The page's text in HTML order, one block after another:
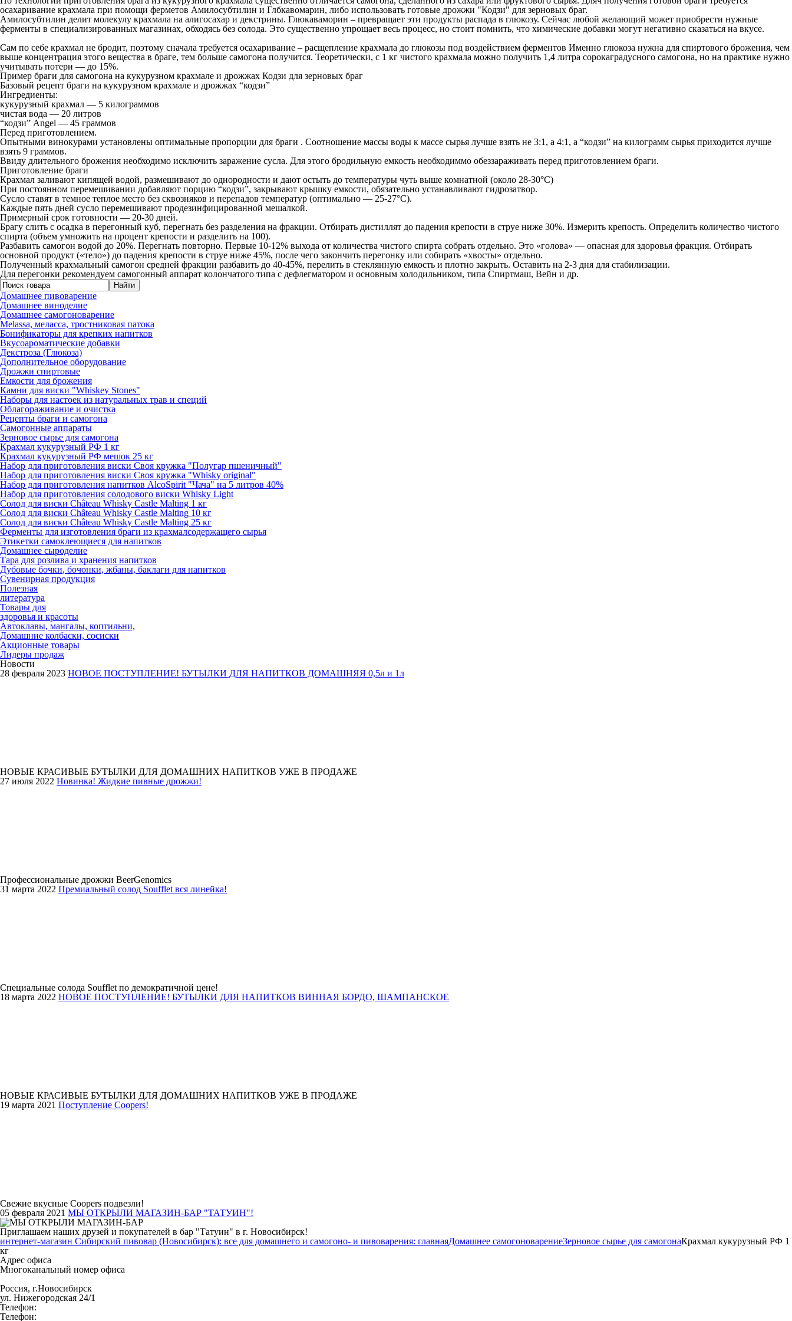
осахаривание крахмала при помощи ферметов Амилосубтилин и Глбкавомарин, либо использовать готовые дрожжи "Кодзи" для зерновых браг.
Амилосубтилин делит молекулу крахмала на алигосахар и декстрины. Глюкаваморин – превращает эти продукты распада в глюкозу. Сейчас любой желающий может приобрести нужные
ферменты в специализированных магазинах, обходясь без солода. Это существенно упрощает весь процесс, но стоит помнить, что химические добавки могут негативно сказаться на вкусе.
Сам по себе крахмал не бродит, поэтому сначала требуется осахаривание – расщепление крахмала до глюкозы под воздействием ферментов Именно глюкоза нужна для спиртового брожения, чем
выше концентрация этого вещества в браге, тем больше самогона получится. Теоретически, с 1 кг чистого крахмала можно получить 1,4 литра сорокаградусного самогона, но на практике нужно
учитывать потери — до 15%.
Пример браги для самогона на кукурузном крахмале и дрожжах Кодзи для зерновых браг
Базовый рецепт браги на кукурузном крахмале и дрожжах “кодзи”
Ингредиенты:
кукурузный крахмал — 5 килограммов
чистая вода — 20 литров
“кодзи” Angel — 45 граммов
Перед приготовлением.
Опытными винокурами установлены оптимальные пропорции для браги . Соотношение массы воды к массе сырья лучше взять не 3:1, а 4:1, а “кодзи” на килограмм сырья приходится лучше
взять 9 граммов.
Ввиду длительного брожения необходимо исключить заражение сусла. Для этого бродильную емкость необходиммо обеззараживать перед приготовлением браги.
Приготовление браги
Крахмал заливают кипящей водой, размешивают до однородности и дают остыть до температуры чуть выше комнатной (около 28-30°С)
При постоянном перемешивании добавляют порцию “кодзи”, закрывают крышку емкости, обязательно устанавливают гидрозатвор.
Сусло ставят в темное теплое место без сквозняков и перепадов температур (оптимально — 25-27°С).
Каждые пять дней сусло перемешивают продезинфицированной мешалкой.
Примерный срок готовности — 20-30 дней.
Брагу слить с осадка в перегонный куб, перегнать без разделения на фракции. Отбирать дистиллят до падения крепости в струе ниже 30%. Измерить крепость. Определить количество чистого
спирта (объем умножить на процент крепости и разделить на 100).
Разбавить самогон водой до 20%. Перегнать повторно. Первые 10-12% выхода от количества чистого спирта собрать отдельно. Это «голова» — опасная для здоровья фракция. Отбирать
основной продукт («тело») до падения крепости в струе ниже 45%, после чего закончить перегонку или собирать «хвосты» отдельно.
Полученный крахмальный самогон средней фракции разбавить до 40-45%, перелить в стеклянную емкость и плотно закрыть. Оставить на 2-3 дня для стабилизации.
Для перегонки рекомендуем самогонный аппарат колончатого типа с дефлегматором и основным холодильником, типа Спиртмаш, Вейн и др.
Домашнее пивоварение
Домашнее виноделие
Домашнее самогоноварение
Melassa, меласса, тростниковая патока
Бонификаторы для крепких напитков
Вкусоароматические добавки
Декстроза (Глюкоза)
Дополнительное оборудование
Дрожжи спиртовые
Емкости для брожения
Камни для виски "Whiskey Stones"
Наборы для настоек из натуральных трав и специй
Облагораживание и очистка
Рецепты браги и самогона
Самогонные аппараты
Зерновое сырье для самогона
Крахмал кукурузный РФ 1 кг
Крахмал кукурузный РФ мешок 25 кг
Набор для приготовления виски Своя кружка "Полугар пшеничный"
Набор для приготовления виски Своя кружка "Whisky original"
Набор для приготовления напитков AlcoSpirit "Чача" на 5 литров 40%
Набор для приготовления солодового виски Whisky Light
Солод для виски Château Whisky Castle Malting 1 кг
Солод для виски Château Whisky Castle Malting 10 кг
Солод для виски Château Whisky Castle Malting 25 кг
Ферменты для изготовления браги из крахмалсодержащего сырья
Этикетки самоклеющиеся для напитков
Домашнее сыроделие
Тара для розлива и хранения напитков
Дубовые бочки, бочонки, жбаны, баклаги для напитков
Сувенирная продукция
Полезная
литература
Товары для
здоровья и красоты
Автоклавы, мангалы, коптильни,
Домашние колбаски, сосиски
Акционные товары
Лидеры продаж
Новости
28 февраля 2023 НОВОЕ ПОСТУПЛЕНИЕ! БУТЫЛКИ ДЛЯ НАПИТКОВ ДОМАШНЯЯ 0,5л и 1л
НОВЫЕ КРАСИВЫЕ БУТЫЛКИ ДЛЯ ДОМАШНИХ НАПИТКОВ УЖЕ В ПРОДАЖЕ
27 июля 2022 Новинка! Жидкие пивные дрожжи!
Профессиональные дрожжи BeerGenomics
31 марта 2022 Премиальный солод Soufflet вся линейка!
Специальные солода Soufflet по демократичной цене!
18 марта 2022 НОВОЕ ПОСТУПЛЕНИЕ! БУТЫЛКИ ДЛЯ НАПИТКОВ ВИННАЯ БОРДО, ШАМПАНСКОЕ
НОВЫЕ КРАСИВЫЕ БУТЫЛКИ ДЛЯ ДОМАШНИХ НАПИТКОВ УЖЕ В ПРОДАЖЕ
19 марта 2021 Поступление Coopers!
Свежие вкусные Coopers подвезли!
05 февраля 2021 МЫ ОТКРЫЛИ МАГАЗИН-БАР "ТАТУИН"!
Приглашаем наших друзей и покупателей в бар "Татуин" в г. Новосибирск!
интернет-магазин Сибирский пивовар (Новосибирск): все для домашнего и самогоно- и пивоварения: главнаяДомашнее самогоноварениеЗерновое сырье для самогонаКрахмал кукурузный РФ 1
кг
Адрес офиса
Многоканальный номер офиса
Россия, г.Новосибирск
ул. Нижегородская 24/1
Телефон:
Телефон: